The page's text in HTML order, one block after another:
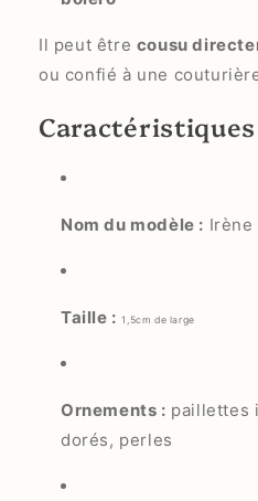
Il peut être cousu
ou confié à une
Caractéristiques
Nom du modèle : Irène
Taille : 1,5cm de large
Ornements : paillettes
dorés, perles